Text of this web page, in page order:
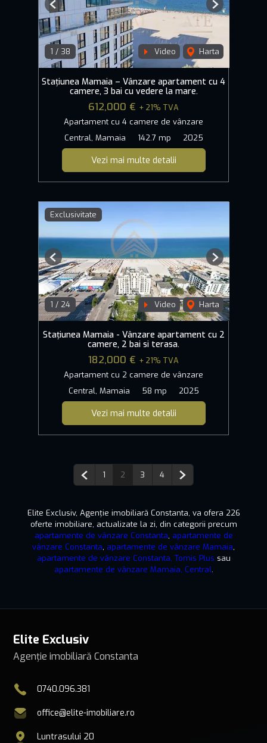
1 / 38 Video Harta
Previous Next
Stațiunea Mamaia – Vânzare apartament cu 4
camere, 3 bai cu vedere la mare.
612,000 € + 21% TVA
Apartament cu 4 camere de vânzare
Central, Mamaia
142.7 mp 2025
Vezi mai multe detalii
Exclusivitate
1 / 24 Video Harta
Previous Next
Stațiunea Mamaia - Vânzare apartament cu 2
camere, 2 bai si terasa.
182,000 € + 21% TVA
Apartament cu 2 camere de vânzare
Central, Mamaia
58 mp 2025
Vezi mai multe detalii
Pagina anterioară
1 2 3 4 Pagina următoare
Elite Exclusiv, Agenție imobiliară Constanta, va ofera 226
oferte imobiliare, actualizate la zi, din categorii precum
apartamente de vânzare Constanta, apartamente de
vânzare Constanta, apartamente de vânzare Mamaia,
apartamente de vânzare Constanta, Tomis Plus sau
apartamente de vânzare Mamaia, Central.
Elite Exclusiv
Agenție imobiliară Constanta
0740.096.381
office@elite-imobiliare.ro
Luntrasului 20